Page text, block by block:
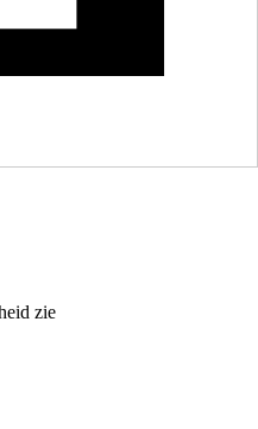
zie